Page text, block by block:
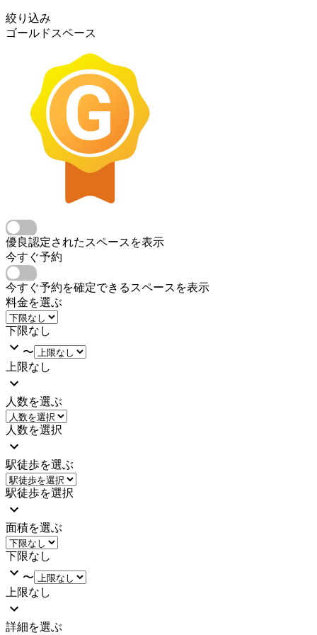
絞り込み
ゴールドスペース
優良認定されたスペースを表示
今すぐ予約
今すぐ予約を確定できるスペースを表示
料金を選ぶ
下限なし
〜
上限なし
人数を選ぶ
人数を選択
駅徒歩を選ぶ
駅徒歩を選択
面積を選ぶ
下限なし
〜
上限なし
詳細を選ぶ